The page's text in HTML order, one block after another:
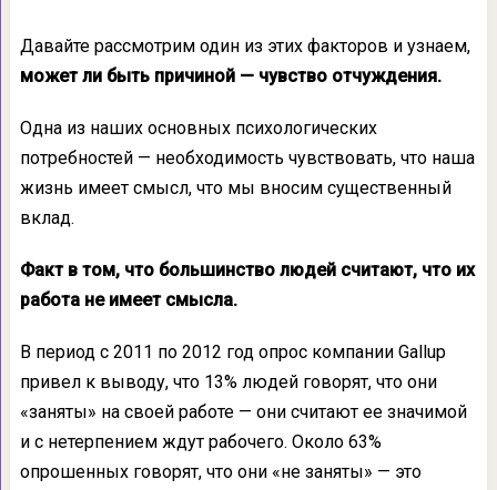
Давайте рассмотрим один из этих факторов и узнаем,
может ли быть причиной — чувство отчуждения.
Одна из наших основных психологических
потребностей — необходимость чувствовать, что наша
жизнь имеет смысл, что мы вносим существенный
вклад.
Факт в том, что большинство людей считают, что их
работа не имеет смысла.
В период с 2011 по 2012 год опрос компании Gallup
привел к выводу, что 13% людей говорят, что они
«заняты» на своей работе — они считают ее значимой
и с нетерпением ждут рабочего. Около 63%
опрошенных говорят, что они «не заняты» — это